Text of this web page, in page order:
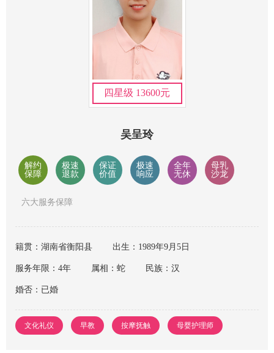
四星级 13600元
吴呈玲
解约
保障
极速
退款
保证
价值
极速
响应
全年
无休
母乳
沙龙
六大服务保障
籍贯：湖南省衡阳县 出生：1989年9月5日
服务年限：4年 属相：蛇 民族：汉
婚否：已婚
文化礼仪 早教 按摩抚触 母婴护理师